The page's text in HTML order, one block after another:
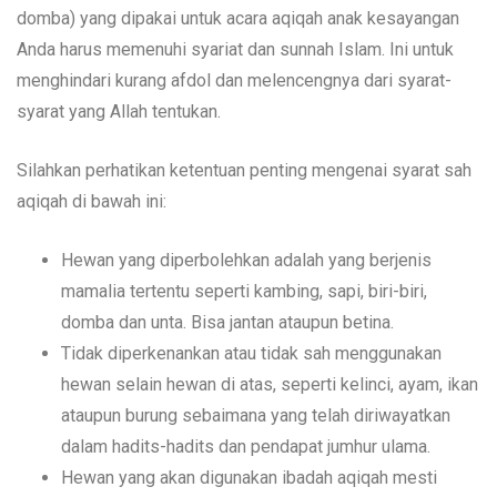
domba) yang dipakai untuk acara aqiqah anak kesayangan
Anda harus memenuhi syariat dan sunnah Islam. Ini untuk
menghindari kurang afdol dan melencengnya dari syarat-
syarat yang Allah tentukan.
Silahkan perhatikan ketentuan penting mengenai syarat sah
aqiqah di bawah ini:
Hewan yang diperbolehkan adalah yang berjenis
mamalia tertentu seperti kambing, sapi, biri-biri,
domba dan unta. Bisa jantan ataupun betina.
Tidak diperkenankan atau tidak sah menggunakan
hewan selain hewan di atas, seperti kelinci, ayam, ikan
ataupun burung sebaimana yang telah diriwayatkan
dalam hadits-hadits dan pendapat jumhur ulama.
Hewan yang akan digunakan ibadah aqiqah mesti